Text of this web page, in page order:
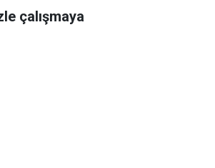
çalışmaya